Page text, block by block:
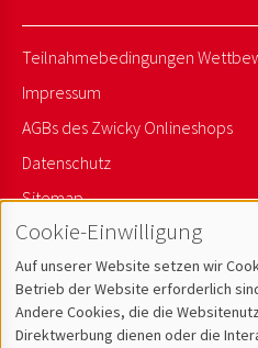
Teilnahmebedingungen
Impressum
AGBs des Zwicky Onlineshops
Datenschutz
Sitemap
Newsletter Anmelden
Cookie-Einwilligung
Auf unserer Website setzen wir
Betrieb der Website erforderlich
Andere Cookies, die die
Direktwerbung dienen oder die